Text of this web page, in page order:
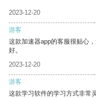
2023-12-20
游客
这款加速器app的客服很贴心
好。
2023-12-20
游客
这款学习软件的学习方式非常